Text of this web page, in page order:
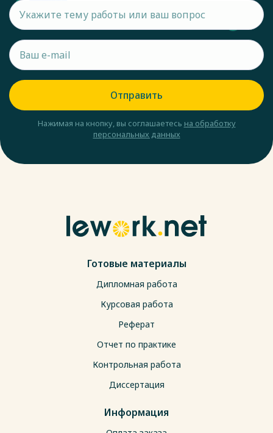
Отправить
Нажимая на кнопку, вы соглашаетесь на обработку
персональных данных
Готовые материалы
Дипломная работа
Курсовая работа
Реферат
Отчет по практике
Контрольная работа
Диссертация
Информация